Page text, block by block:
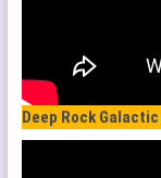
Deep Rock Galactic